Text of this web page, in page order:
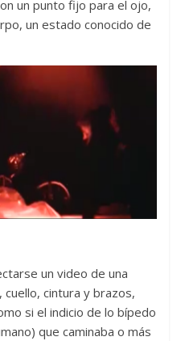
un punto fijo para el ojo,
un estado conocido de
un video de una
cintura y brazos,
si el indicio de lo bípedo
que caminaba o más